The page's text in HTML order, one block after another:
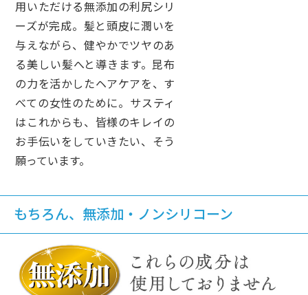
用いただける無添加の利尻シリ
ーズが完成。髪と頭皮に潤いを
与えながら、健やかでツヤのあ
る美しい髪へと導きます。昆布
の力を活かしたヘアケアを、す
べての女性のために。サスティ
はこれからも、皆様のキレイの
お手伝いをしていきたい、そう
願っています。
もちろん、無添加・ノンシリコーン